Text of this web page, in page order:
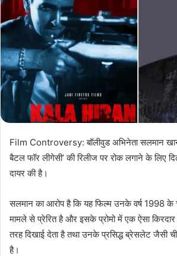
Film Controversy: बॉलीवुड अभिनेता सलमान खान
बैटल फॉर लीगेसी’ की रिलीज पर रोक लगाने के लिए
दायर की है।
सलमान का आरोप है कि यह फिल्म उनके वर्ष 1998 के
मामले से प्रेरित है और इसके प्रोमो में एक ऐसा किरदार
तरह दिखाई देता है तथा उनके प्रसिद्ध ब्रेसलेट जैसी
है।